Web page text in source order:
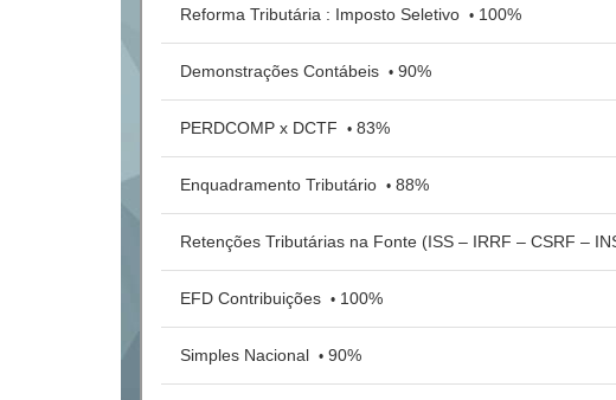
Reforma Tributária : Imposto Seletivo • 100%
Demonstrações Contábeis • 90%
PERDCOMP x DCTF • 83%
Enquadramento Tributário • 88%
Retenções Tributárias na Fonte (ISS – IRRF – CSRF –
EFD Contribuições • 100%
Simples Nacional • 90%